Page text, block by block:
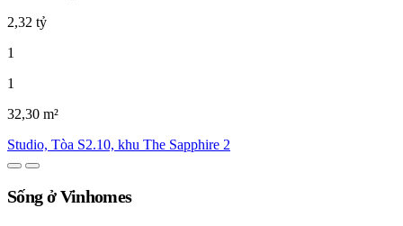
2,32 tỷ
1
1
32,30 m²
Studio, Tòa S2.10, khu The Sapphire 2
Sống ở Vinhomes